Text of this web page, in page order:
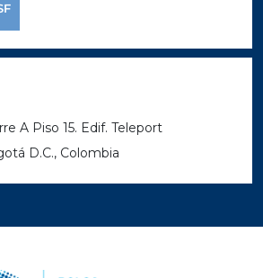
A Piso 15. Edif. Teleport
D.C., Colombia